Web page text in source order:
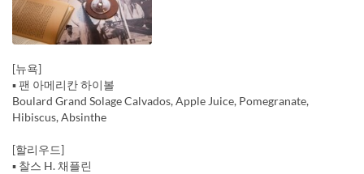
[뉴욕]
▪️ 팬 아메리칸 하이볼
Boulard Grand Solage Calvados, Apple Juice, Pomegranate,
Hibiscus, Absinthe
[할리우드]
▪️ 찰스 H. 채플린